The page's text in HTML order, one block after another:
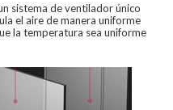
sistema de ventilador único
el aire de manera uniforme
la temperatura sea uniforme